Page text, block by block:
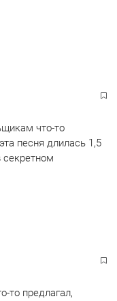
что-то
песня длилась 1,5
секретном
то предлагал,